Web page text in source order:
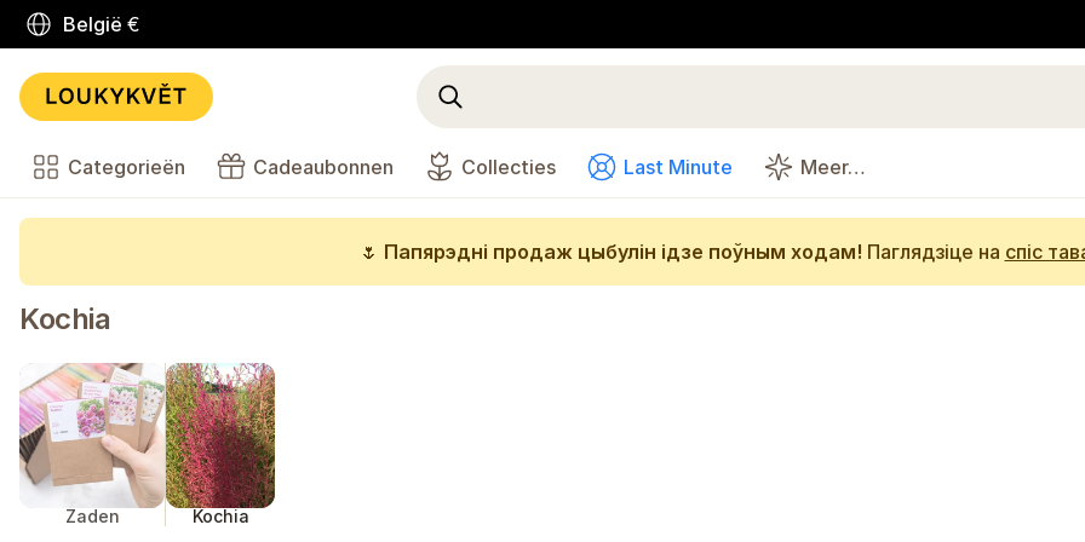
België €
Categorieën Cadeaubonnen Collecties Last Minute Meer…
🌷 Папярэдні продаж цыбулін ідзе поўным ходам! Паглядзіце на спіс
Kochia
Zaden Kochia